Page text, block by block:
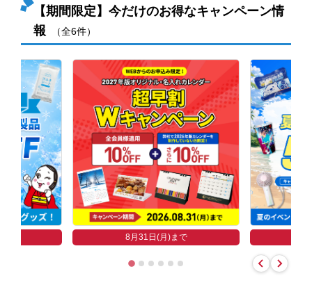
【期間限定】今だけのお得なキャンペーン情
報
（全6件）
8月31日(月)まで